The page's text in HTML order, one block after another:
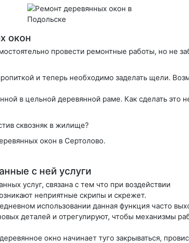
окон
провести ремонтные работы, но не
и теперь необходимо заделать щели.
в цельной деревянной раме. Как сделать это
сквозняк в жилище?
окон в Сертолово.
с ней услуги
услуг, связана с тем что при воздействии
неприятные скрипы и скрежет.
использовании данная функция часто
деталей и отрегулируют, чтобы механизмы
окно начинает туго закрываться,